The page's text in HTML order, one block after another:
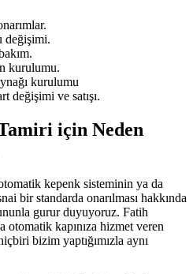
değişimi.
kurulumu.
kurulumu
değişimi ve satışı.
için Neden
kepenk sisteminin ya da
bir standarda onarılması hakkında
gurur duyuyoruz. Fatih
kapınıza hizmet veren
bizim yaptığımızla aynı